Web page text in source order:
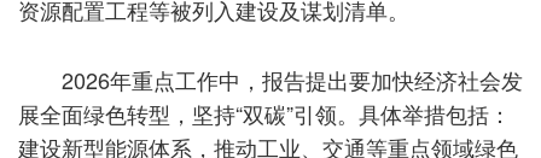
资源配置工程等被列入建设及谋划清单。
2026年重点工作中，报告提出要加快经济社会发
展全面绿色转型，坚持“双碳”引领。具体举措包括：
建设新型能源体系，推动工业、交通等重点领域绿色